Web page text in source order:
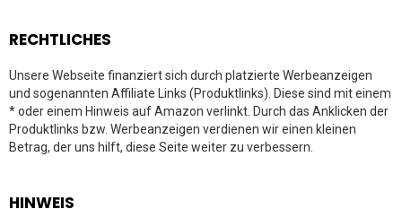
RECHTLICHES
Unsere Webseite finanziert sich durch platzierte Werbeanzeigen
und sogenannten Affiliate Links (Produktlinks). Diese sind mit einem
* oder einem Hinweis auf Amazon verlinkt. Durch das Anklicken der
Produktlinks bzw. Werbeanzeigen verdienen wir einen kleinen
Betrag, der uns hilft, diese Seite weiter zu verbessern.
HINWEIS